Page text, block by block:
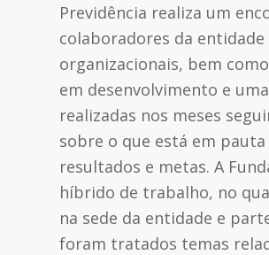
Previdência realiza um
colaboradores da
organizacionais, bem
em desenvolvimento e
realizadas nos meses
sobre o que está em
resultados e metas. A
híbrido de trabalho, no
na sede da entidade e
foram tratados temas